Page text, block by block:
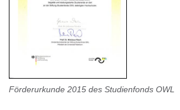
Förderurkunde 2015 des Studienfonds OWL